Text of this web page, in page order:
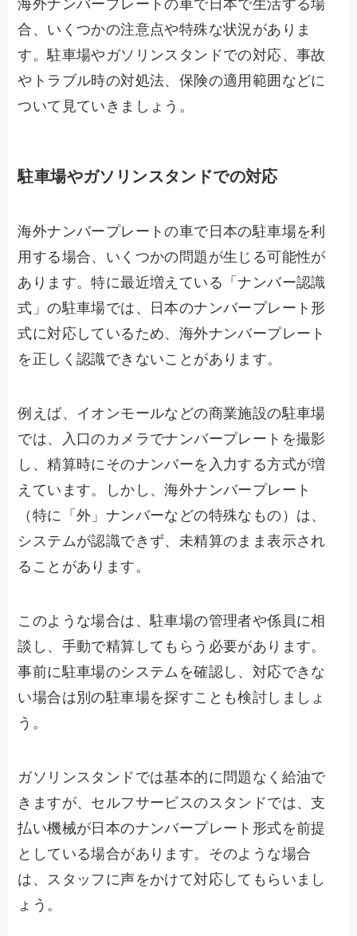
海外ナンバープレートの車で日本で生活する場
合、いくつかの注意点や特殊な状況がありま
す。駐車場やガソリンスタンドでの対応、事故
やトラブル時の対処法、保険の適用範囲などに
ついて見ていきましょう。
駐車場やガソリンスタンドでの対応
海外ナンバープレートの車で日本の駐車場を利
用する場合、いくつかの問題が生じる可能性が
あります。特に最近増えている「ナンバー認識
式」の駐車場では、日本のナンバープレート形
式に対応しているため、海外ナンバープレート
を正しく認識できないことがあります。
例えば、イオンモールなどの商業施設の駐車場
では、入口のカメラでナンバープレートを撮影
し、精算時にそのナンバーを入力する方式が増
えています。しかし、海外ナンバープレート
（特に「外」ナンバーなどの特殊なもの）は、
システムが認識できず、未精算のまま表示され
ることがあります。
このような場合は、駐車場の管理者や係員に相
談し、手動で精算してもらう必要があります。
事前に駐車場のシステムを確認し、対応できな
い場合は別の駐車場を探すことも検討しましょ
う。
ガソリンスタンドでは基本的に問題なく給油で
きますが、セルフサービスのスタンドでは、支
払い機械が日本のナンバープレート形式を前提
としている場合があります。そのような場合
は、スタッフに声をかけて対応してもらいまし
ょう。